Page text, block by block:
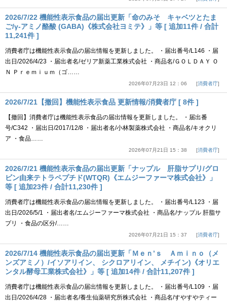
2026/7/22 機能性表示食品の届出更新「命のみそ キャベツとたま
ご/γ-アミノ酪酸 (GABA)《株式会社ヨミテ》」等 [ 追加11件 / 合計
11,241件 ]
消費者庁は機能性表示食品の届出情報を更新しました。 ・届出番号/L146 ・届
出日/2026/4/23 ・届出者名/ゼリア新薬工業株式会社 ・商品名/ＧＯＬＤＡＹ Ｏ
Ｎ Ｐｒｅｍｉｕｍ（ゴ……
2026年07月23日 12：06 消費者庁
2026/7/21【撤回】機能性表示食品 更新情報/消費者庁 [ 8件 ]
【撤回】消費者庁は機能性表示食品の届出情報を更新しました。 ・届出番
号/C342 ・届出日/2017/12/8 ・届出者名/小林製薬株式会社 ・商品名/キオクリ
ア ・食品……
2026年07月21日 15：38 消費者庁
2026/7/21 機能性表示食品の届出更新「ナップル 肝脂サプリ/グロ
ビン由来テトラペプチド(WTQR)《エムジーファーマ株式会社》」
等 [ 追加23件 / 合計11,230件 ]
消費者庁は機能性表示食品の届出情報を更新しました。 ・届出番号/L123 ・届
出日/2026/5/1 ・届出者名/エムジーファーマ株式会社 ・商品名/ナップル 肝脂サ
プリ ・食品の区分/……
2026年07月21日 15：37 消費者庁
2026/7/14 機能性表示食品の届出更新「Ｍｅｎ’ｓ Ａｍｉｎｏ（メ
ンズアミノ）/イソアリイン、 シクロアリイン、 メチイン)《オリエ
ンタル酵母工業株式会社》」等 [ 追加14件 / 合計11,207件 ]
消費者庁は機能性表示食品の届出情報を更新しました。 ・届出番号/L109 ・届
出日/2026/4/28 ・届出者名/養生仙薬研究所株式会社 ・商品名/すやすやティー